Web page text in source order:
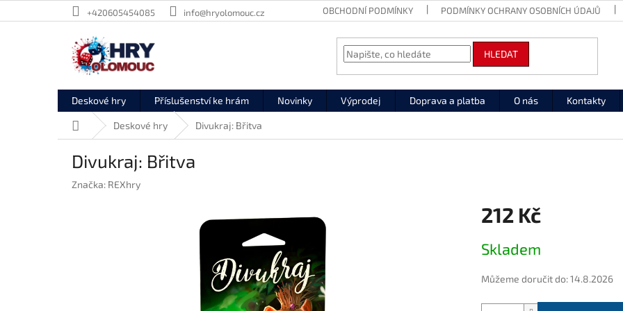
na
+420605454085 info@hryolomouc.cz OBCHODNÍ PODMÍNKY PODMÍNKY OCHRANY OSOBNÍCH ÚDAJŮ
HLEDAT
Deskové hry Příslušenství ke hrám Novinky Výprodej Doprava a platba O nás Kontakty
Domů Deskové hry Divukraj: Břitva
Divukraj: Břitva
Značka: REXhry
212 Kč
cena:
Skladem
Můžeme doručit do:14.8.2026